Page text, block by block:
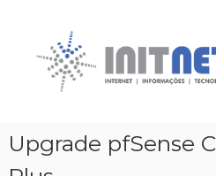
conteúdo
NET
Internet,
Informação
20
Anos
de
Upgrade pfSense